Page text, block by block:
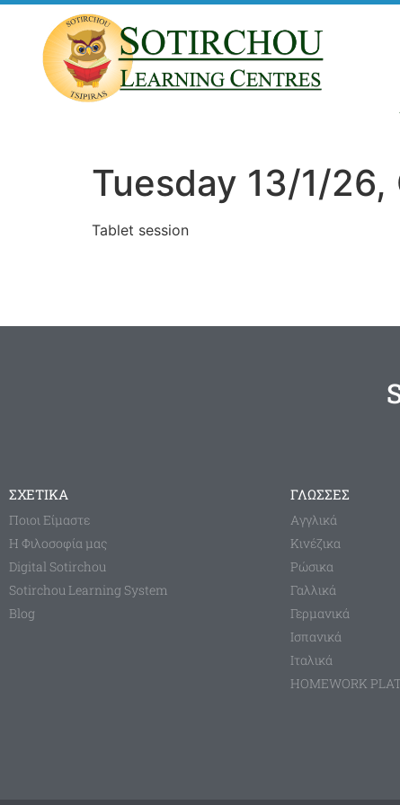
Tuesday 13/1/26,
Tablet session
ΣΧΕΤΙΚΑ
Ποιοι Είμαστε
Η Φιλοσοφία μας
Digital Sotirchou
Sotirchou Learning System
Blog
ΓΛΩΣΣΕΣ
Aγγλικά
Κινέζικα
Ρώσικα
Γαλλικά
Γερμανικά
Ισπανικά
Ιταλικά
HOMEWORK